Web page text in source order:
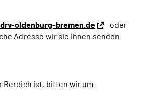
oldenburg-bremen.de
oder
Adresse wir sie Ihnen senden
Bereich ist, bitten wir um